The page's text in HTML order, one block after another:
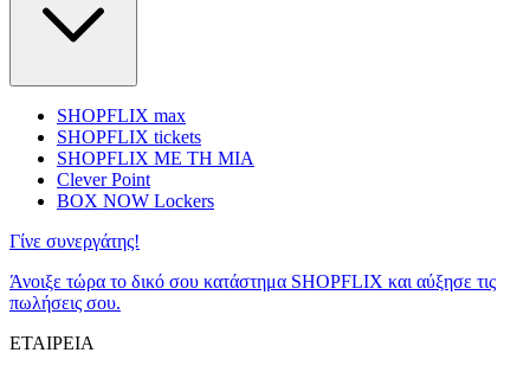
SHOPFLIX max
SHOPFLIX tickets
SHOPFLIX ΜΕ ΤΗ ΜΙΑ
Clever Point
BOX NOW Lockers
Γίνε συνεργάτης!
Άνοιξε τώρα το δικό σου κατάστημα SHOPFLIX και αύξησε τις
πωλήσεις σου.
ΕΤΑΙΡΕΙΑ